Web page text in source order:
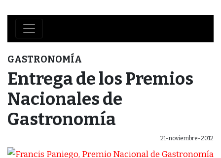
GASTRONOMÍA
Entrega de los Premios
Nacionales de
Gastronomía
21-noviembre-2012